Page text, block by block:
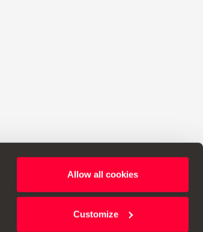
Allow all cookies
Customize
alle specifiche.